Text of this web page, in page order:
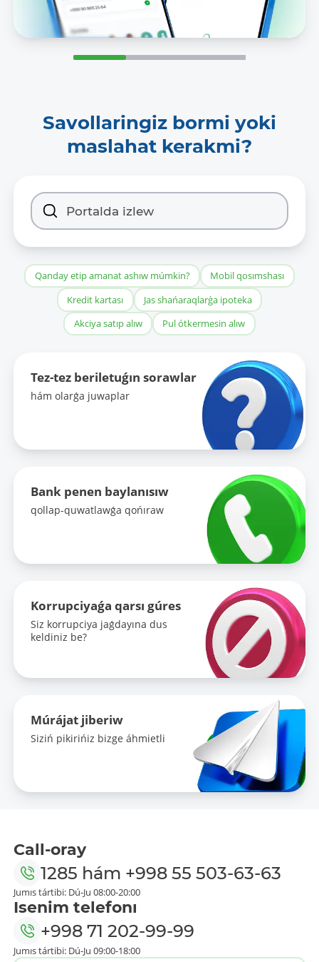
Savollaringiz bormi yoki
maslahat kerakmi?
Qanday etip amanat ashıw múmkin?
Mobil qosımshası
Kredit kartası
Jas shańaraqlarǵa ipoteka
Akciya satıp alıw
Pul ótkermesin alıw
Tez-tez beriletuǵın sorawlar
hám olarǵa juwaplar
Bank penen baylanısıw
qollap-quwatlawǵa qońıraw
Korrupciyaǵa qarsı gúres
Siz korrupciya jaǵdayına dus
keldiniz be?
Múrájat jiberiw
Siziń pikirińiz bizge áhmietli
Call-oray
1285 hám +998 55 503-63-63
Jumıs tártibi: Dú-Ju 08:00-20:00
Isenim telefonı
+998 71 202-99-99
Jumıs tártibi: Dú-Ju 09:00-18:00